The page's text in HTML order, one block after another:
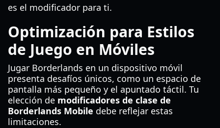
es el modificador para ti.
Optimización para Estilos
de Juego en Móviles
Jugar Borderlands en un dispositivo móvil
presenta desafíos únicos, como un espacio de
pantalla más pequeño y el apuntado táctil. Tu
elección de modificadores de clase de
Borderlands Mobile debe reflejar estas
limitaciones.